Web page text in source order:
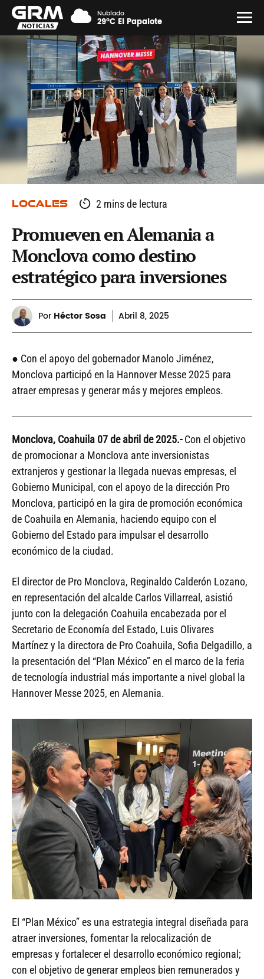
Nublado
29°C El Papalote
LOCALES 2 mins de lectura
Promueven en Alemania a
Monclova como destino
estratégico para inversiones
Por Héctor Sosa Abril 8, 2025
● Con el apoyo del gobernador Manolo Jiménez,
Monclova participó en la Hannover Messe 2025 para
atraer empresas y generar más y mejores empleos.
Monclova, Coahuila 07 de abril de2025.-Con el objetivo
de promocionar a Monclova ante inversionistas
extranjeros y gestionar la llegada nuevas empresas, el
Gobierno Municipal, con el apoyo de la dirección Pro
Monclova, participó en la gira de promoción económica
de Coahuila en Alemania, haciendo equipo con el
Gobierno del Estado para impulsar el desarrollo
económico de la ciudad.
El director de Pro Monclova, Reginaldo Calderón Lozano,
en representación del alcalde Carlos Villarreal, asistió
junto con la delegación Coahuila encabezada por el
Secretario de Economía del Estado, Luis Olivares
Martínez y la directora de Pro Coahuila, Sofia Delgadillo, a
la presentación del “Plan México” en el marco de la feria
de tecnología industrial más importante a nivel global la
Hannover Messe 2025, en Alemania.
El “Plan México” es una estrategia integral diseñada para
atraer inversiones, fomentar la relocalización de
empresas y fortalecer el desarrollo económico regional;
con el objetivo de generar empleos bien remunerados y